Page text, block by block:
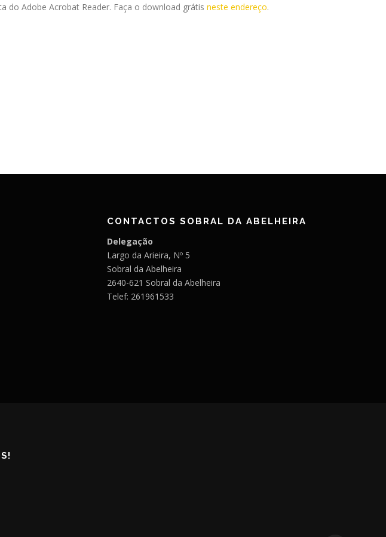
do Adobe Acrobat Reader. Faça o download grátis neste endereço.
CONTACTOS SOBRAL DA ABELHEIRA
Delegação
Largo da Arieira, Nº 5
Sobral da Abelheira
2640-621 Sobral da Abelheira
Telef: 261961533